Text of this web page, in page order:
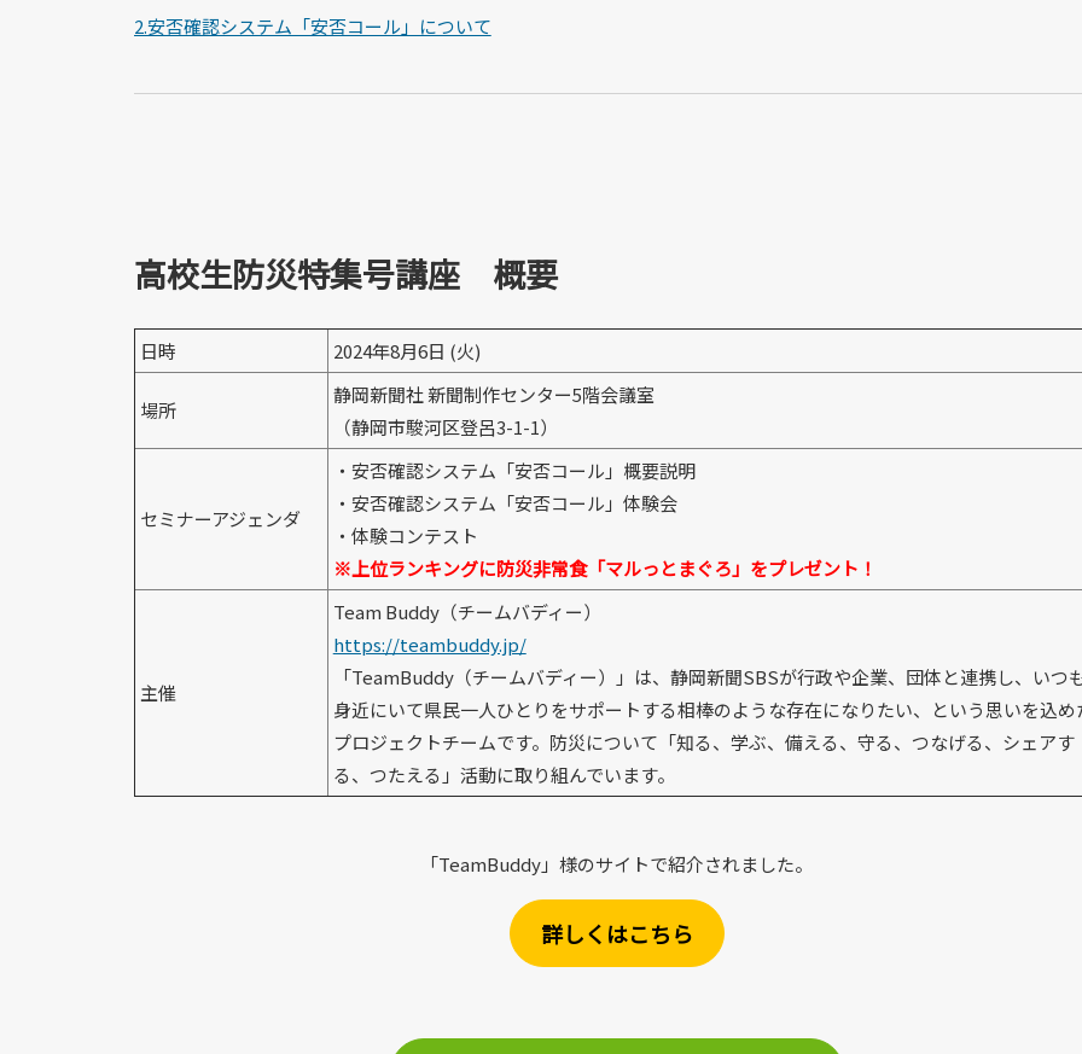
2.安否確認システム「安否コール」について
高校生防災特集号講座 概要
日時 2024年8月6日 (火)
場所
静岡新聞社 新聞制作センター5階会議室
（静岡市駿河区登呂3-1-1）
セミナーアジェンダ
・安否確認システム「安否コール」概要説明
・安否確認システム「安否コール」体験会
・体験コンテスト
※上位ランキングに防災非常食「マルっとまぐろ」をプレゼント！
主催
Team Buddy（チームバディー）
https://teambuddy.jp/
「TeamBuddy（チームバディー）」は、静岡新聞SBSが行政や企業、団体と連携し、いつ
身近にいて県民一人ひとりをサポートする相棒のような存在になりたい、という思いを込め
プロジェクトチームです。防災について「知る、学ぶ、備える、守る、つなげる、シェアす
る、つたえる」活動に取り組んでいます。
「TeamBuddy」様のサイトで紹介されました。
詳しくはこちら